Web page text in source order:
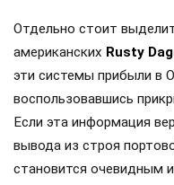
Отдельно стоит
американских Rusty
эти системы прибыли в
воспользовавшись
Если эта информация
вывода из строя
становится очевидным